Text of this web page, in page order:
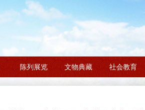
陈列展览 文物典藏 社会教育